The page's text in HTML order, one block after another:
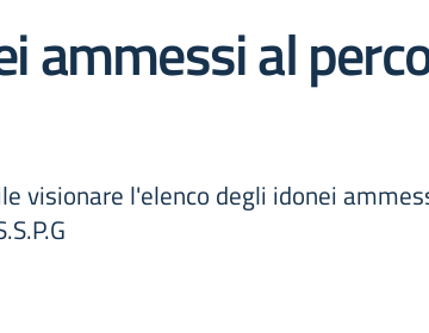
ammessi al
visionare l'elenco degli idonei